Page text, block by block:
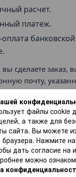
файлы cookie
а также для
сайта. Вы можете
Нажмите
дать согласие на
можно
расчет.
платеж.
вы сделаете заказ,
почту,
счёт с